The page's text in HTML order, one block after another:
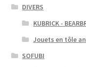
DIVERS
KUBRICK -
Jouets en tôle
SOFUBI